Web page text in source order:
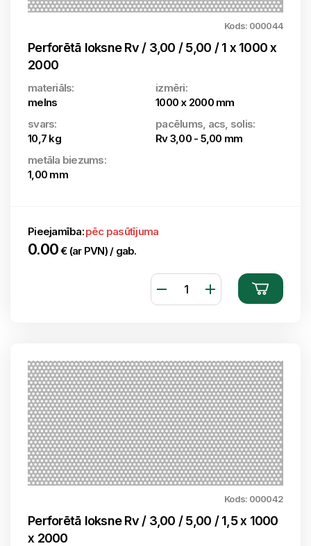
Kods: 000044
Perforētā loksne Rv / 3,00 / 5,00 / 1 x 1000 x
2000
materiāls:
melns
izmēri:
1000 x 2000 mm
svars:
10,7 kg
pacēlums, acs, solis:
Rv 3,00 - 5,00 mm
metāla biezums:
1,00 mm
Pieejamība:pēc pasūtījuma
0.00€ (ar PVN) / gab.
Kods: 000042
Perforētā loksne Rv / 3,00 / 5,00 / 1,5 x 1000
x 2000